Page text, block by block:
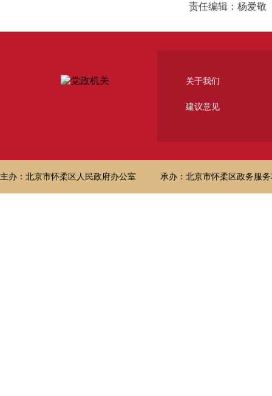
责任编辑：杨爱敬
关于我们
建议意见
主办：北京市怀柔区人民政府办公室 承办：北京市怀柔区政务服